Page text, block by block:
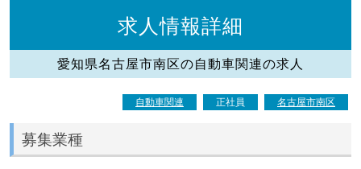
求人情報詳細
愛知県名古屋市南区の自動車関連の求人
自動車関連 正社員 名古屋市南区
募集業種